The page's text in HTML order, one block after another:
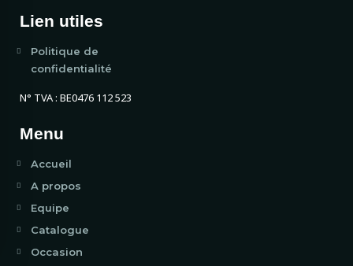
Lien utiles
Politique de
confidentialité
N° TVA : BE0476 112 523
Menu
Accueil
A propos
Equipe
Catalogue
Occasion